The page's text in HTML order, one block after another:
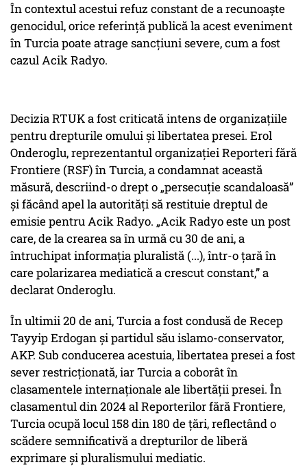
În contextul acestui refuz constant de a recunoaște
genocidul, orice referință publică la acest eveniment
în Turcia poate atrage sancțiuni severe, cum a fost
cazul Acik Radyo.
Decizia RTUK a fost criticată intens de organizațiile
pentru drepturile omului și libertatea presei. Erol
Onderoglu, reprezentantul organizației Reporteri fără
Frontiere (RSF) în Turcia, a condamnat această
măsură, descriind-o drept o „persecuție scandaloasă”
și făcând apel la autorități să restituie dreptul de
emisie pentru Acik Radyo. „Acik Radyo este un post
care, de la crearea sa în urmă cu 30 de ani, a
întruchipat informația pluralistă (...), într-o țară în
care polarizarea mediatică a crescut constant,” a
declarat Onderoglu.
În ultimii 20 de ani, Turcia a fost condusă de Recep
Tayyip Erdogan și partidul său islamo-conservator,
AKP. Sub conducerea acestuia, libertatea presei a fost
sever restricționată, iar Turcia a coborât în
clasamentele internaționale ale libertății presei. În
clasamentul din 2024 al Reporterilor fără Frontiere,
Turcia ocupă locul 158 din 180 de țări, reflectând o
scădere semnificativă a drepturilor de liberă
exprimare și pluralismului mediatic.